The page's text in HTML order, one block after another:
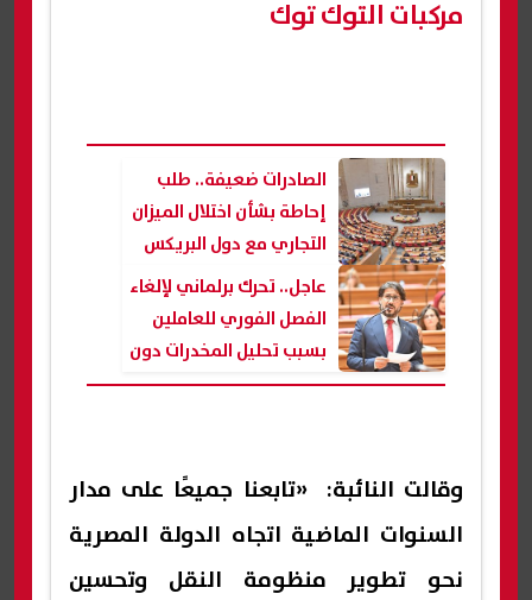
مركبات التوك توك
الصادرات ضعيفة.. طلب
إحاطة بشأن اختلال الميزان
التجاري مع دول البريكس
عاجل.. تحرك برلماني لإلغاء
الفصل الفوري للعاملين
بسبب تحليل المخدرات دون
تحقيق وضمانات
وقالت النائبة: «تابعنا جميعًا على مدار
السنوات الماضية اتجاه الدولة المصرية
نحو تطوير منظومة النقل وتحسين